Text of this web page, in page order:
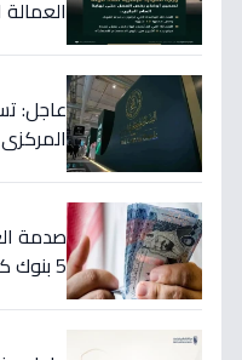
عاجل:
صدمة
5